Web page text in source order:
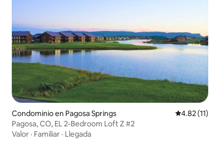
Condominio en Pagosa Springs Calificación
4.82 (11)
Pagosa, CO, EL 2-Bedroom Loft Z #2
Valor · Familiar · Llegada